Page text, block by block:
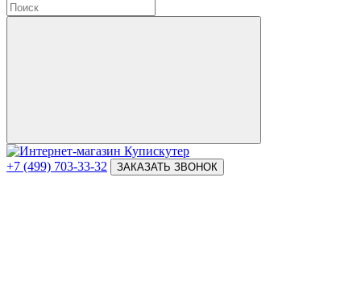
+7 (499) 703-33-32 ЗАКАЗАТЬ ЗВОНОК